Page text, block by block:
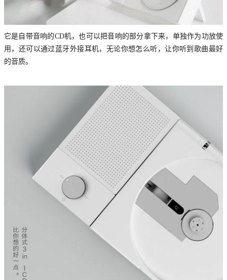
它是自带音响的CD机，也可以把音响的部分拿下来，单独作为功放使
用，还可以通过蓝牙外接耳机，无论你想怎么听，让你听到歌曲最好
的音质。